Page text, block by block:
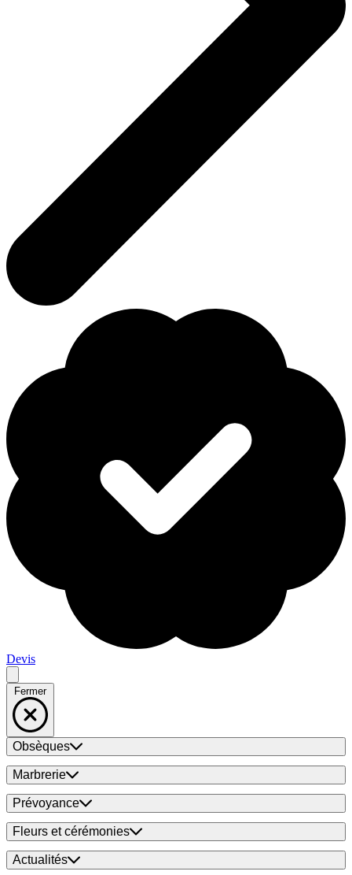
Devis
Fermer
Obsèques
Marbrerie
Prévoyance
Fleurs et cérémonies
Actualités